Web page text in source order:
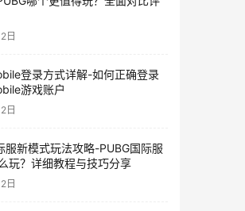
日
登录方式详解-如何正确登录
游戏账户
日
服新模式玩法攻略-PUBG国际服
玩？详细教程与技巧分享
日